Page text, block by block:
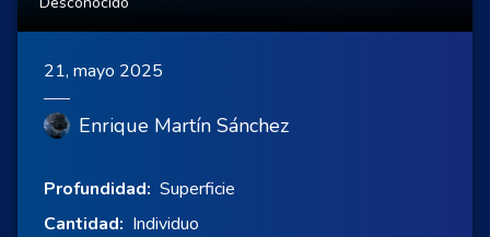
21, mayo 2025
Enrique Martín Sánchez
Profundidad: Superficie
Cantidad: Individuo